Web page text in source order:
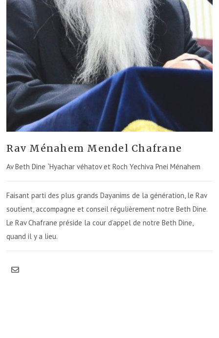
Rav Ménahem Mendel Chafrane
Av Beth Dine `Hyachar véhatov et Roch Yechiva Pnei Ménahem
Faisant parti des plus grands Dayanims de la génération, le Rav
soutient, accompagne et conseil régulièrement notre Beth Dine.
Le Rav Chafrane préside la cour d’appel de notre Beth Dine,
quand il y a lieu.